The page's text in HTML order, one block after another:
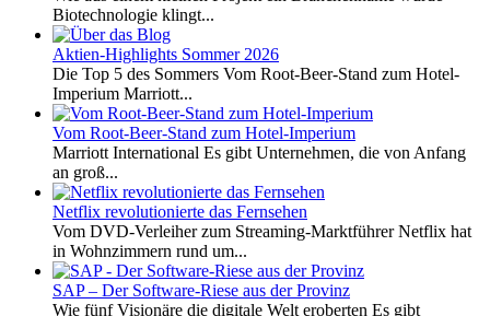
Biotechnologie klingt...
Aktien-Highlights Sommer 2026
Die Top 5 des Sommers Vom Root-Beer-Stand zum Hotel-
Imperium Marriott...
Vom Root-Beer-Stand zum Hotel-Imperium
Marriott International Es gibt Unternehmen, die von Anfang
an groß...
Netflix revolutionierte das Fernsehen
Vom DVD-Verleiher zum Streaming-Marktführer Netflix hat
in Wohnzimmern rund um...
SAP – Der Software-Riese aus der Provinz
Wie fünf Visionäre die digitale Welt eroberten Es gibt